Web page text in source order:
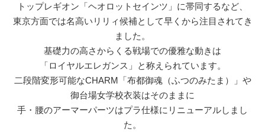
トップレギオン「ヘオロットセインツ」に帯同するなど、
東京方面では名高いリリィ候補として早くから注目されてき
ました。
基礎力の高さからくる戦場での優雅な動きは
「ロイヤルエレガンス」と称えられています。
二段階変形可能なCHARM「布都御魂（ふつのみたま）」や
御台場女学校衣装はそのままに
手・腰のアーマーパーツはプラ仕様にリニューアルしまし
た。